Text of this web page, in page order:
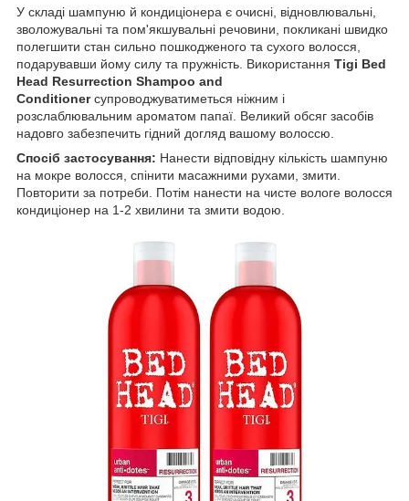
У складі шампуню й кондиціонера є очисні, відновлювальні,
зволожувальні та пом'якшувальні речовини, покликані швидко
полегшити стан сильно пошкодженого та сухого волосся,
подарувавши йому силу та пружність. Використання Tigi Bed
Head Resurrection Shampoo and
Conditionerсупроводжуватиметься ніжним і
розслаблювальним ароматом папаї. Великий обсяг засобів
надовго забезпечить гідний догляд вашому волоссю.
Спосіб застосування: Нанести відповідну кількість шампуню
на мокре волосся, спінити масажними рухами, змити.
Повторити за потреби. Потім нанести на чисте вологе волосся
кондиціонер на 1-2 хвилини та змити водою.